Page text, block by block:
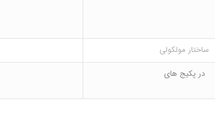
ساختار مولکولی
در پکیج های